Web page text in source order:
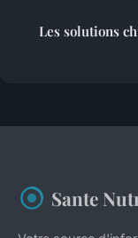
Les solutions
Sante